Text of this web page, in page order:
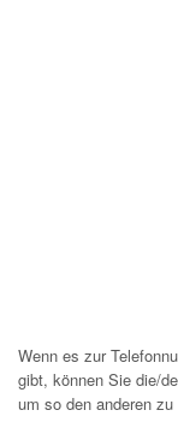
Wenn es zur
gibt, können Sie die/
um so den anderen zu